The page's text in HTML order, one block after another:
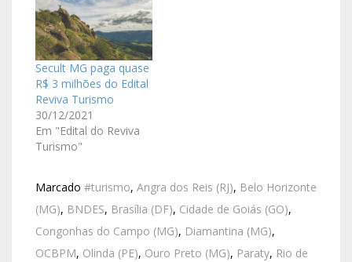
Secult MG paga quase
R$ 3 milhões do Edital
Reviva Turismo
30/12/2021
Em "Edital do Reviva
Turismo"
Marcado #turismo, Angra dos Reis (RJ), Belo Horizonte
(MG), BNDES, Brasília (DF), Cidade de Goiás (GO),
Congonhas do Campo (MG), Diamantina (MG),
OCBPM, Olinda (PE), Ouro Preto (MG), Paraty, Rio de